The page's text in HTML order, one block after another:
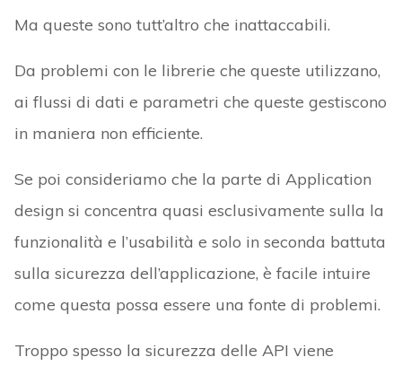
Ma queste sono tutt’altro che inattaccabili.
Da problemi con le librerie che queste utilizzano,
ai flussi di dati e parametri che queste gestiscono
in maniera non efficiente.
Se poi consideriamo che la parte di Application
design si concentra quasi esclusivamente sulla la
funzionalità e l’usabilità e solo in seconda battuta
sulla sicurezza dell’applicazione, è facile intuire
come questa possa essere una fonte di problemi.
Troppo spesso la sicurezza delle API viene